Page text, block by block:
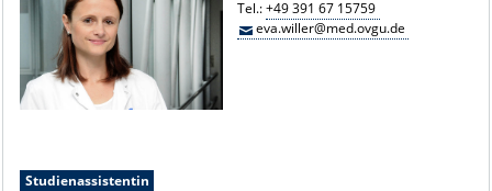
Tel.:+49 391 67 15759
eva.willer@med.ovgu.de
Studienassistentin